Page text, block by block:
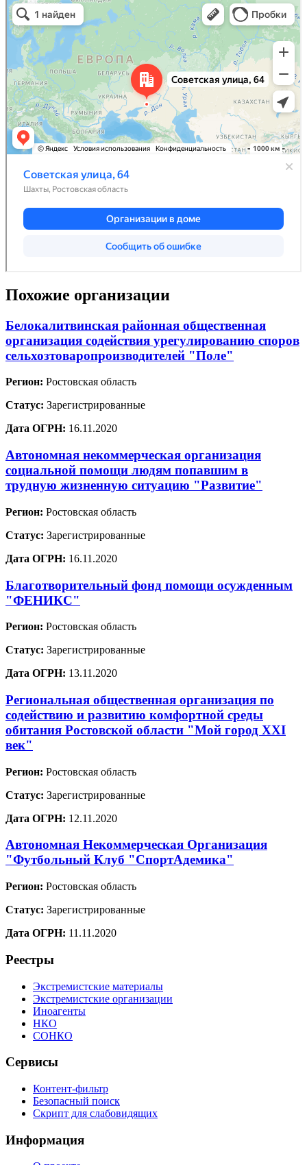
Похожие организации
Белокалитвинская районная общественная
организация содействия урегулированию споров
сельхозтоваропроизводителей "Поле"
Регион: Ростовская область
Статус: Зарегистрированные
Дата ОГРН: 16.11.2020
Автономная некоммерческая организация
социальной помощи людям попавшим в
трудную жизненную ситуацию "Развитие"
Регион: Ростовская область
Статус: Зарегистрированные
Дата ОГРН: 16.11.2020
Благотворительный фонд помощи осужденным
"ФЕНИКС"
Регион: Ростовская область
Статус: Зарегистрированные
Дата ОГРН: 13.11.2020
Региональная общественная организация по
содействию и развитию комфортной среды
обитания Ростовской области "Мой город XXI
век"
Регион: Ростовская область
Статус: Зарегистрированные
Дата ОГРН: 12.11.2020
Автономная Некоммерческая Организация
"Футбольный Клуб "СпортАдемика"
Регион: Ростовская область
Статус: Зарегистрированные
Дата ОГРН: 11.11.2020
Реестры
Экстремистские материалы
Экстремистские организации
Иноагенты
НКО
СОНКО
Сервисы
Контент-фильтр
Безопасный поиск
Скрипт для слабовидящих
Информация